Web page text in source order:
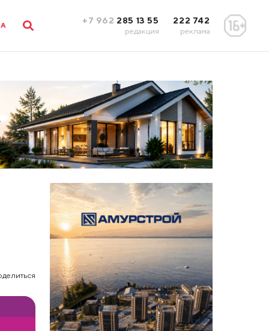
+7 962 285 13 55
редакция
222 742
реклама